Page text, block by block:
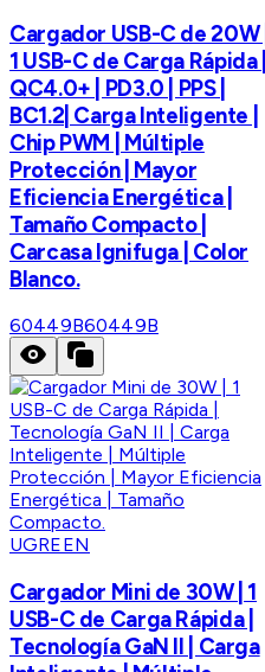
Cargador USB-C de 20W |
1 USB-C de Carga Rápida |
QC4.0+ | PD3.0 | PPS |
BC1.2| Carga Inteligente |
Chip PWM | Múltiple
Protección | Mayor
Eficiencia Energética |
Tamaño Compacto |
Carcasa Ignifuga | Color
Blanco.
60449B60449B
UGREEN
Cargador Mini de 30W | 1
USB-C de Carga Rápida |
Tecnología GaN II | Carga